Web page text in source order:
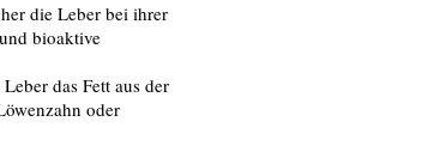
die Leber bei ihrer
bioaktive
das Fett aus der
oder